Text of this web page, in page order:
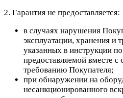
2. Гарантия не предоставляется:
в случаях нарушения
эксплуатации, хранения и
указанных в инструкции
предоставляемой вместе
требованию Покупателя;
при обнаружении на
несанкционированного